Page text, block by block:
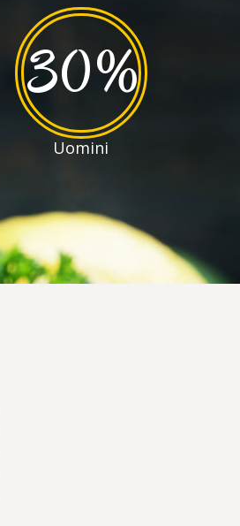
30%
Uomini